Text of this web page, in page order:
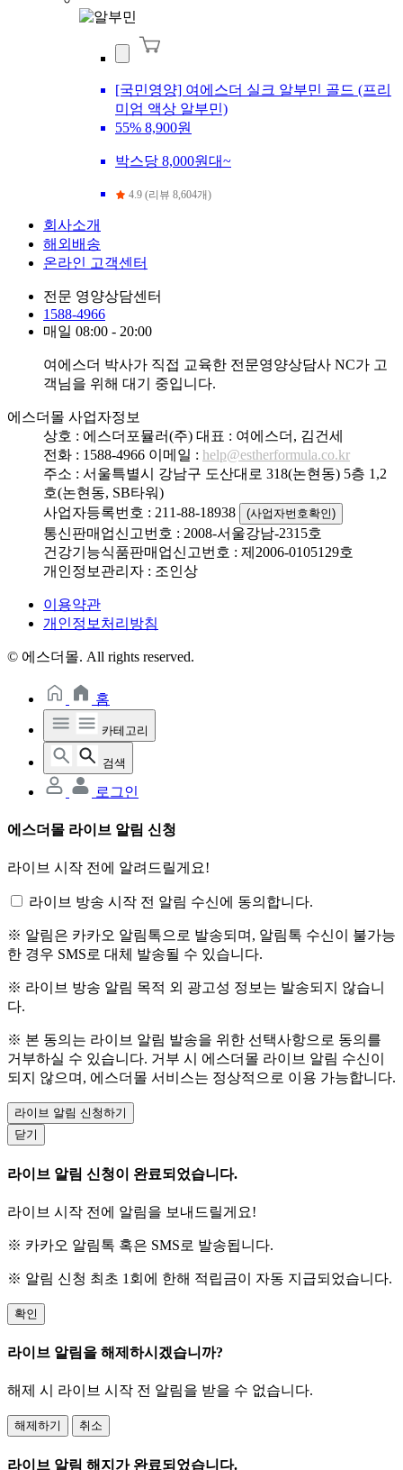
[국민영양] 여에스더 실크 알부민 골드 (프리
미엄 액상 알부민)
55% 8,900원
박스당 8,000원대~
4.9 (리뷰 8,604개)
회사소개
해외배송
온라인 고객센터
전문 영양상담센터
1588-4966
매일 08:00 - 20:00
여에스더 박사가 직접 교육한 전문영양상담사 NC가 고
객님을 위해 대기 중입니다.
에스더몰 사업자정보
상호 : 에스더포뮬러(주) 대표 : 여에스더, 김건세
전화 : 1588-4966 이메일 : help@estherformula.co.kr
주소 : 서울특별시 강남구 도산대로 318(논현동) 5층 1,2
호(논현동, SB타워)
사업자등록번호 : 211-88-18938
(사업자번호확인)
통신판매업신고번호 : 2008-서울강남-2315호
건강기능식품판매업신고번호 : 제2006-0105129호
개인정보관리자 : 조인상
이용약관
개인정보처리방침
© 에스더몰. All rights reserved.
홈
카테고리
검색
로그인
에스더몰 라이브 알림 신청
라이브 시작 전에 알려드릴게요!
라이브 방송 시작 전 알림 수신에 동의합니다.
※ 알림은 카카오 알림톡으로 발송되며, 알림톡 수신이 불가능
한 경우 SMS로 대체 발송될 수 있습니다.
※ 라이브 방송 알림 목적 외 광고성 정보는 발송되지 않습니
다.
※ 본 동의는 라이브 알림 발송을 위한 선택사항으로 동의를
거부하실 수 있습니다. 거부 시 에스더몰 라이브 알림 수신이
되지 않으며, 에스더몰 서비스는 정상적으로 이용 가능합니다.
라이브 알림 신청하기
닫기
라이브 알림 신청이 완료되었습니다.
라이브 시작 전에 알림을 보내드릴게요!
※ 카카오 알림톡 혹은 SMS로 발송됩니다.
※ 알림 신청 최초 1회에 한해 적립금이 자동 지급되었습니다.
확인
라이브 알림을 해제하시겠습니까?
해제 시 라이브 시작 전 알림을 받을 수 없습니다.
해제하기 취소
라이브 알림 해지가 완료되었습니다.